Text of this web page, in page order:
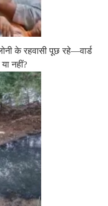
के रहवासी पूछ रहे—वार्ड
नहीं?